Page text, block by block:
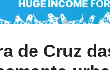
de Cruz